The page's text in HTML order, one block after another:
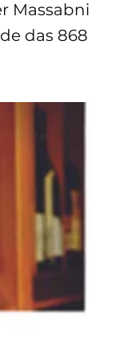
Massabni
das 868